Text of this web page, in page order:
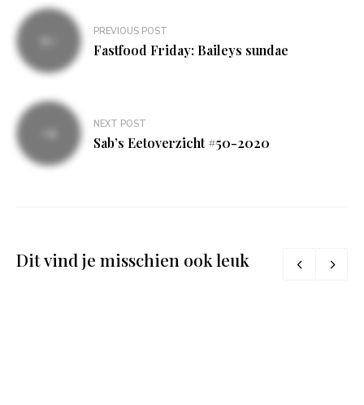
Bericht
navigatie
PREVIOUS POST
Fastfood Friday: Baileys sundae
NEXT POST
Sab’s Eetoverzicht #50-2020
Dit vind je misschien ook leuk